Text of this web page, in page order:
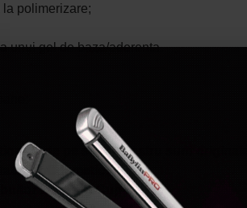
polimerizare;
unui gel de baza/aderenta.
de pe site-ul nostru sunt originale.
ProCosmetic.
autorizat Cupio.